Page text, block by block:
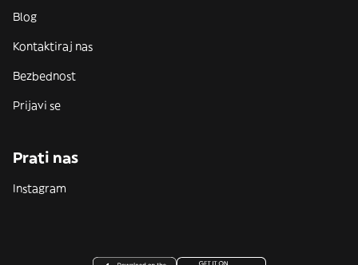
Blog
Kontaktiraj nas
Bezbednost
Prijavi se
Prati nas
Instagram